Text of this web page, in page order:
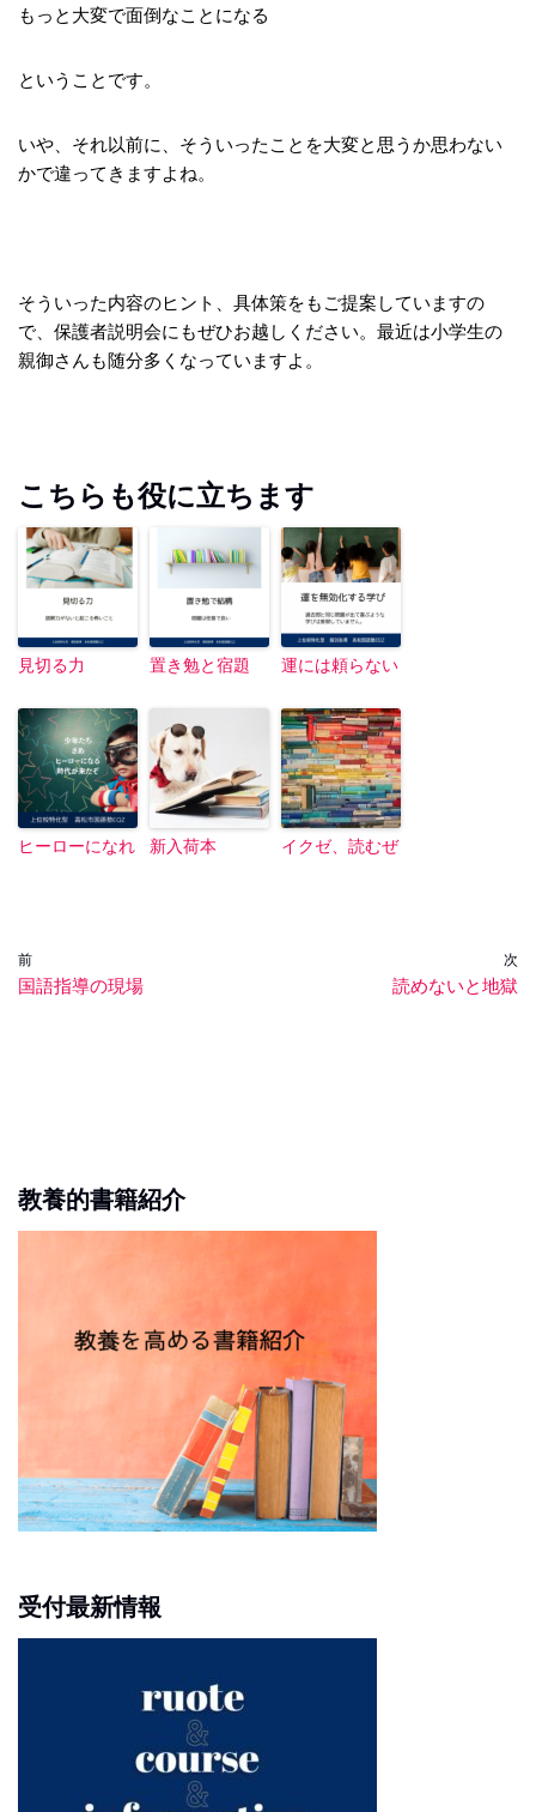
もっと大変で面倒なことになる
ということです。
いや、それ以前に、そういったことを大変と思うか思わない
かで違ってきますよね。
そういった内容のヒント、具体策をもご提案していますの
で、保護者説明会にもぜひお越しください。最近は小学生の
親御さんも随分多くなっていますよ。
こちらも役に立ちます
見切る力 置き勉と宿題 運には頼らない
ヒーローになれ 新入荷本 イクゼ、読むぜ
前
国語指導の現場
次
読めないと地獄
教養的書籍紹介
受付最新情報